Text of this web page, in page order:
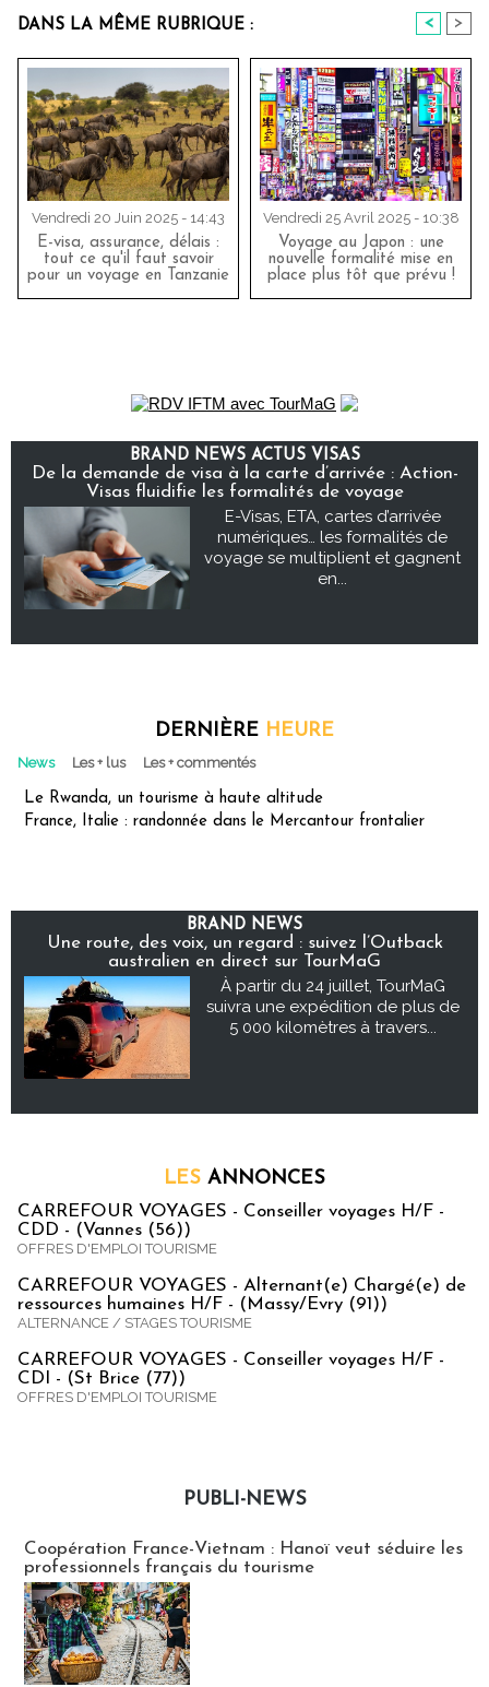
DANS LA MÊME RUBRIQUE : < >
Vendredi 20 Juin 2025 - 14:43
E-visa, assurance, délais :
tout ce qu'il faut savoir
pour un voyage en Tanzanie
Vendredi 25 Avril 2025 - 10:38
Voyage au Japon : une
nouvelle formalité mise en
place plus tôt que prévu !
BRAND NEWS ACTUS VISAS
De la demande de visa à la carte d’arrivée : Action-
Visas fluidifie les formalités de voyage
E-Visas, ETA, cartes d’arrivée
numériques… les formalités de
voyage se multiplient et gagnent
en...
DERNIÈRE HEURE
News Les + lus Les + commentés
Le Rwanda, un tourisme à haute altitude
France, Italie : randonnée dans le Mercantour frontalier
BRAND NEWS
Une route, des voix, un regard : suivez l’Outback
australien en direct sur TourMaG
À partir du 24 juillet, TourMaG
suivra une expédition de plus de
5 000 kilomètres à travers...
LES ANNONCES
CARREFOUR VOYAGES - Conseiller voyages H/F -
CDD - (Vannes (56))
OFFRES D'EMPLOI TOURISME
CARREFOUR VOYAGES - Alternant(e) Chargé(e) de
ressources humaines H/F - (Massy/Evry (91))
ALTERNANCE / STAGES TOURISME
CARREFOUR VOYAGES - Conseiller voyages H/F -
CDI - (St Brice (77))
OFFRES D'EMPLOI TOURISME
PUBLI-NEWS
Coopération France-Vietnam : Hanoï veut séduire les
professionnels français du tourisme